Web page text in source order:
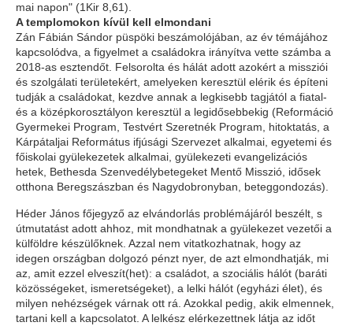
mai napon" (1Kir 8,61).
A templomokon kívül kell elmondani
Zán Fábián Sándor püspöki beszámolójában, az év témájához
kapcsolódva, a figyelmet a családokra irányítva vette számba a
2018-as esztendőt. Felsorolta és hálát adott azokért a missziói
és szolgálati területekért, amelyeken keresztül elérik és építeni
tudják a családokat, kezdve annak a legkisebb tagjától a fiatal-
és a középkorosztályon keresztül a legidősebbekig (Reformáció
Gyermekei Program, Testvért Szeretnék Program, hitoktatás, a
Kárpátaljai Református ifjúsági Szervezet alkalmai, egyetemi és
főiskolai gyülekezetek alkalmai, gyülekezeti evangelizációs
hetek, Bethesda Szenvedélybetegeket Mentő Misszió, idősek
otthona Beregszászban és Nagydobronyban, beteggondozás).
Héder János főjegyző az elvándorlás problémájáról beszélt, s
útmutatást adott ahhoz, mit mondhatnak a gyülekezet vezetői a
külföldre készülőknek. Azzal nem vitatkozhatnak, hogy az
idegen országban dolgozó pénzt nyer, de azt elmondhatják, mi
az, amit ezzel elveszít(het): a családot, a szociális hálót (baráti
közösségeket, ismeretségeket), a lelki hálót (egyházi élet), és
milyen nehézségek várnak ott rá. Azokkal pedig, akik elmennek,
tartani kell a kapcsolatot. A lelkész elérkezettnek látja az időt